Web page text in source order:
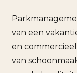
van een
en
van